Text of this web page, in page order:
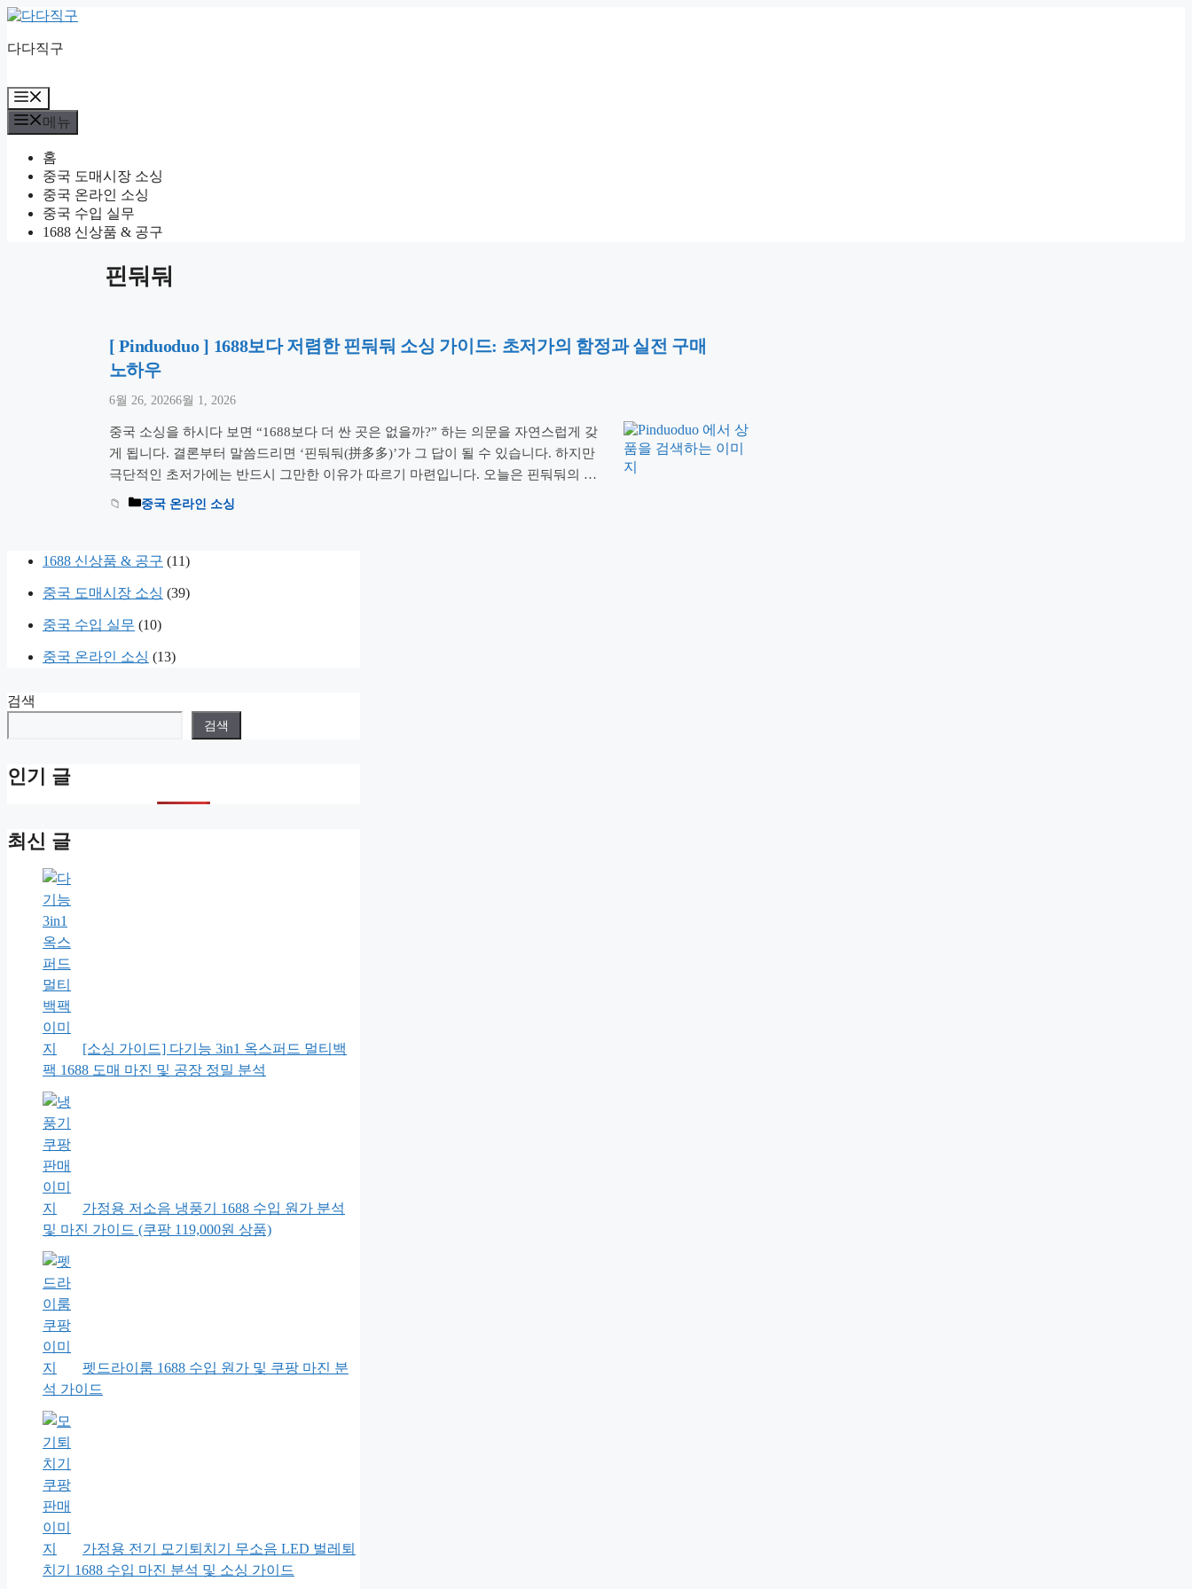
컨
츠
건
너
뛰
다다직구
뉴
메뉴
홈
중국 도매시장 소싱
중국 온라인 소싱
중국 수입 실무
1688 신상품 & 공구
핀둬둬
[ Pinduoduo ] 1688보다 저렴한 핀둬둬 소싱 가이드: 초저가의 함정과 실전 구매
노하우
6월 26, 20266월 1, 2026
중국 소싱을 하시다 보면 “1688보다 더 싼 곳은 없을까?” 하는 의문을 자연스럽게 갖
게 됩니다. 결론부터 말씀드리면 ‘핀둬둬(拼多多)’가 그 답이 될 수 있습니다. 하지만
극단적인 초저가에는 반드시 그만한 이유가 따르기 마련입니다. 오늘은 핀둬둬의 구
조와 이용 방법, 그리고 제가 직접 겪은 황당한 ‘비닐 구두’ 사건을 통해 초저가 소싱
중국 온라인 소싱
1688 신상품 & 공구 (11)
중국 도매시장 소싱 (39)
중국 수입 실무 (10)
중국 온라인 소싱 (13)
검색
검색
인기 글
최신 글
[소싱 가이드] 다기능 3in1 옥스퍼드 멀티백
팩 1688 도매 마진 및 공장 정밀 분석
가정용 저소음 냉풍기 1688 수입 원가 분석
및 마진 가이드 (쿠팡 119,000원 상품)
펫드라이룸 1688 수입 원가 및 쿠팡 마진 분
석 가이드
가정용 전기 모기퇴치기 무소음 LED 벌레퇴
치기 1688 수입 마진 분석 및 소싱 가이드